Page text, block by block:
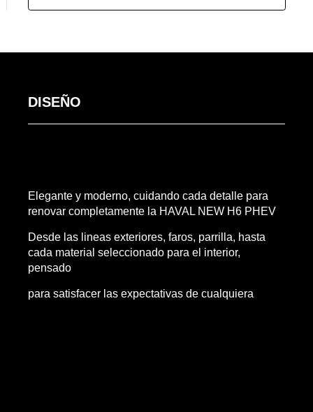
DISEÑO
Elegante y moderno, cuidando cada detalle para
renovar completamente la HAVAL NEW H6 PHEV
Desde las lineas exteriores, faros, parrilla, hasta
cada material seleccionado para el interior,
pensado
para satisfacer las expectativas de cualquiera